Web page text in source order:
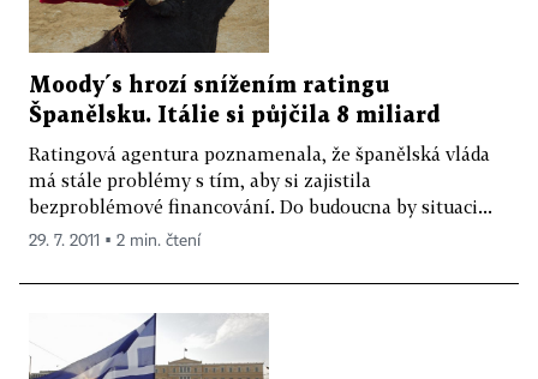
Moody´s hrozí snížením ratingu
Španělsku. Itálie si půjčila 8 miliard
Ratingová agentura poznamenala, že španělská vláda
má stále problémy s tím, aby si zajistila
bezproblémové financování. Do budoucna by situaci...
29. 7. 2011 ▪ 2 min. čtení